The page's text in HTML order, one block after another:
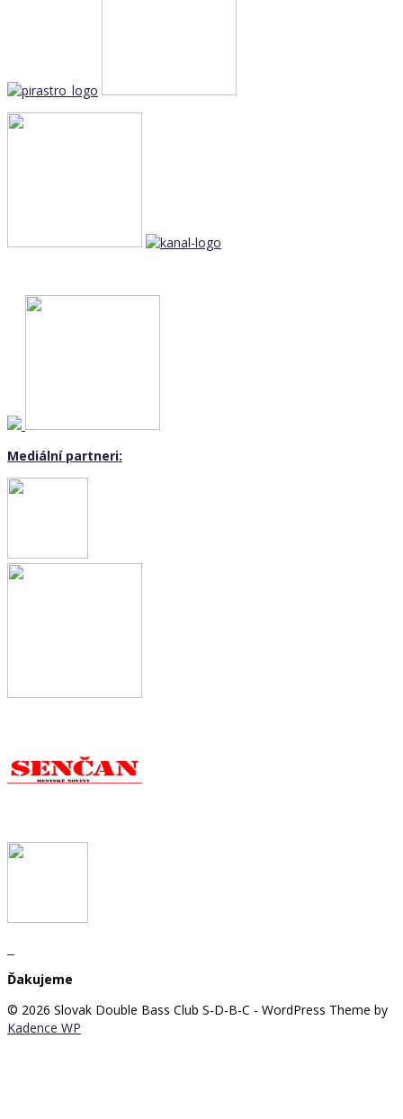
Mediální partneri:
Ďakujeme
© 2026 Slovak Double Bass Club S-D-B-C - WordPress Theme by
Kadence WP